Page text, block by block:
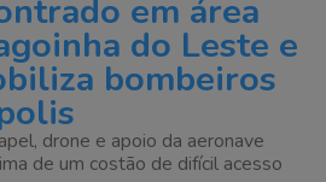
em área
do Leste e
bombeiros
drone e apoio da aeronave
de um costão de difícil acesso